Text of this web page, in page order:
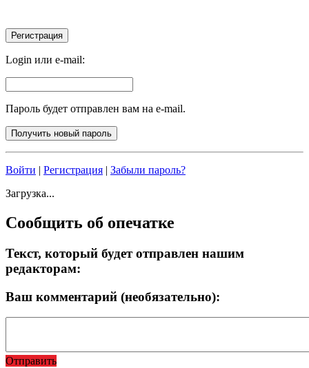
Login или e-mail:
Пароль будет отправлен вам на e-mail.
Войти | Регистрация | Забыли пароль?
Загрузка...
Сообщить об опечатке
Текст, который будет отправлен нашим
редакторам:
Ваш комментарий (необязательно):
Отправить